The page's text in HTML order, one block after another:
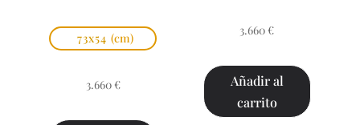
73x54 (cm)
3.660 €
3.660 €
Añadir al
carrito